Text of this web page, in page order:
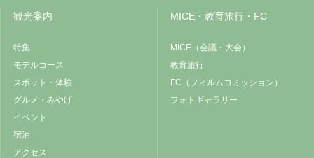
観光案内
特集
モデルコース
スポット・体験
グルメ・みやげ
イベント
宿泊
アクセス
MICE・教育旅行・FC
MICE（会議・大会）
教育旅行
FC（フィルムコミッション）
フォトギャラリー